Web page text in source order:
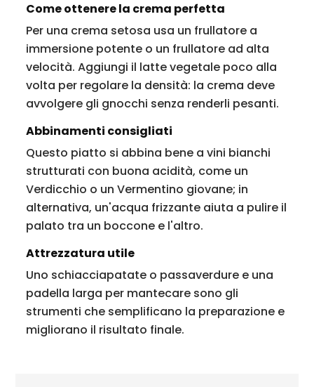
Come ottenere la crema perfetta
Per una crema setosa usa un frullatore a
immersione potente o un frullatore ad alta
velocità. Aggiungi il latte vegetale poco alla
volta per regolare la densità: la crema deve
avvolgere gli gnocchi senza renderli pesanti.
Abbinamenti consigliati
Questo piatto si abbina bene a vini bianchi
strutturati con buona acidità, come un
Verdicchio o un Vermentino giovane; in
alternativa, un'acqua frizzante aiuta a pulire il
palato tra un boccone e l'altro.
Attrezzatura utile
Uno schiacciapatate o passaverdure e una
padella larga per mantecare sono gli
strumenti che semplificano la preparazione e
migliorano il risultato finale.